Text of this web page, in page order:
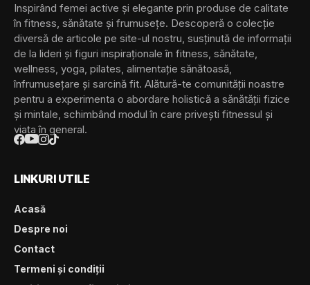
Inspirând femei active și elegante prin produse de calitate
în fitness, sănătate și frumusețe. Descoperă o colecție
diversă de articole pe site-ul nostru, susținută de informații
de la lideri și figuri inspiraționale în fitness, sănătate,
wellness, yoga, pilates, alimentație sănătoasă,
înfrumusețare și sarcină fit. Alătură-te comunității noastre
pentru a experimenta o abordare holistică a sănătății fizice
și mintale, schimbând modul în care privești fitnessul și
viața în general.
LINKURI UTILE
Acasă
Despre noi
Contact
Termeni și condiții